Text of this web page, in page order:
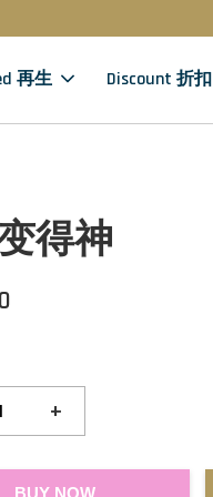
再生 Discount 折扣
得神
+
BUY NOW